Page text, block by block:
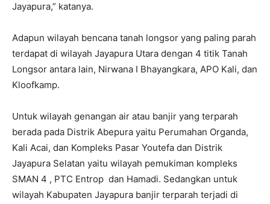
Jayapura,” katanya.
Adapun wilayah bencana tanah longsor yang paling parah
terdapat di wilayah Jayapura Utara dengan 4 titik Tanah
Longsor antara lain, Nirwana I Bhayangkara, APO Kali, dan
Kloofkamp.
Untuk wilayah genangan air atau banjir yang terparah
berada pada Distrik Abepura yaitu Perumahan Organda,
Kali Acai, dan Kompleks Pasar Youtefa dan Distrik
Jayapura Selatan yaitu wilayah pemukiman kompleks
SMAN 4 , PTC Entrop dan Hamadi. Sedangkan untuk
wilayah Kabupaten Jayapura banjir terparah terjadi di